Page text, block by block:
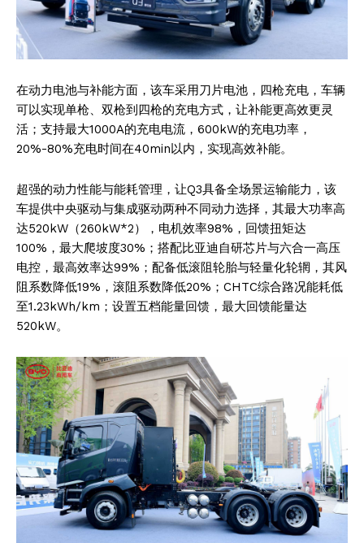
在动力电池与补能方面，该车采用刀片电池，四枪充电，车辆
可以实现单枪、双枪到四枪的充电方式，让补能更高效更灵
活；支持最大1000A的充电电流，600kW的充电功率，
20%-80%充电时间在40min以内，实现高效补能。
超强的动力性能与能耗管理，让Q3具备全场景运输能力，该
车提供中央驱动与集成驱动两种不同动力选择，其最大功率高
达520kW（260kW*2），电机效率98%，回馈扭矩达
100%，最大爬坡度30%；搭配比亚迪自研芯片与六合一高压
电控，最高效率达99%；配备低滚阻轮胎与轻量化轮辋，其风
阻系数降低19%，滚阻系数降低20%；CHTC综合路况能耗低
至1.23kWh/km；设置五档能量回馈，最大回馈能量达
520kW。